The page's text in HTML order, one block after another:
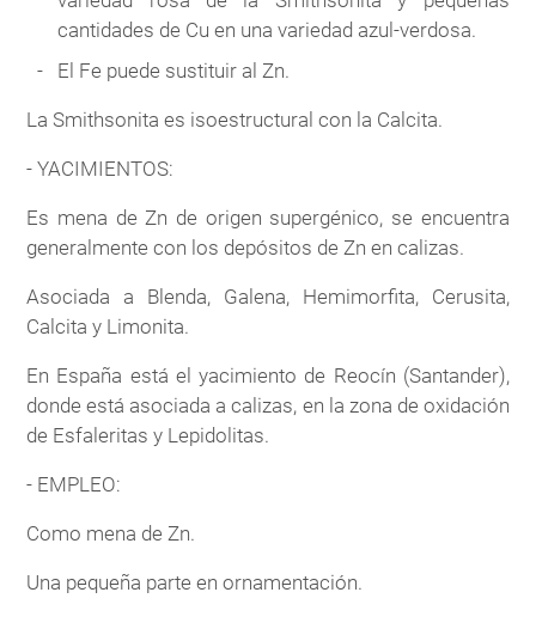
cantidades de Cu en una variedad azul-verdosa.
El Fe puede sustituir al Zn.
La Smithsonita es isoestructural con la Calcita.
- YACIMIENTOS:
Es mena de Zn de origen supergénico, se encuentra
generalmente con los depósitos de Zn en calizas.
Asociada a Blenda, Galena, Hemimorfita, Cerusita,
Calcita y Limonita.
En España está el yacimiento de Reocín (Santander),
donde está asociada a calizas, en la zona de oxidación
de Esfaleritas y Lepidolitas.
- EMPLEO:
Como mena de Zn.
Una pequeña parte en ornamentación.